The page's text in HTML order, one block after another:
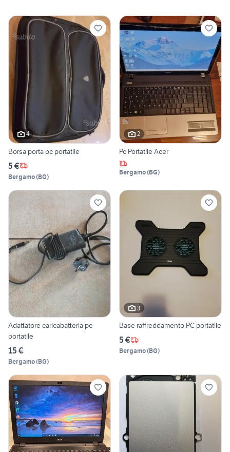
4
Borsa porta pc portatile
5 €
Bergamo(BG)
2
Pc Portatile Acer
Bergamo(BG)
Adattatore caricabatteria pc
portatile
15 €
Bergamo(BG)
3
Base raffreddamento PC portatile
5 €
Bergamo(BG)